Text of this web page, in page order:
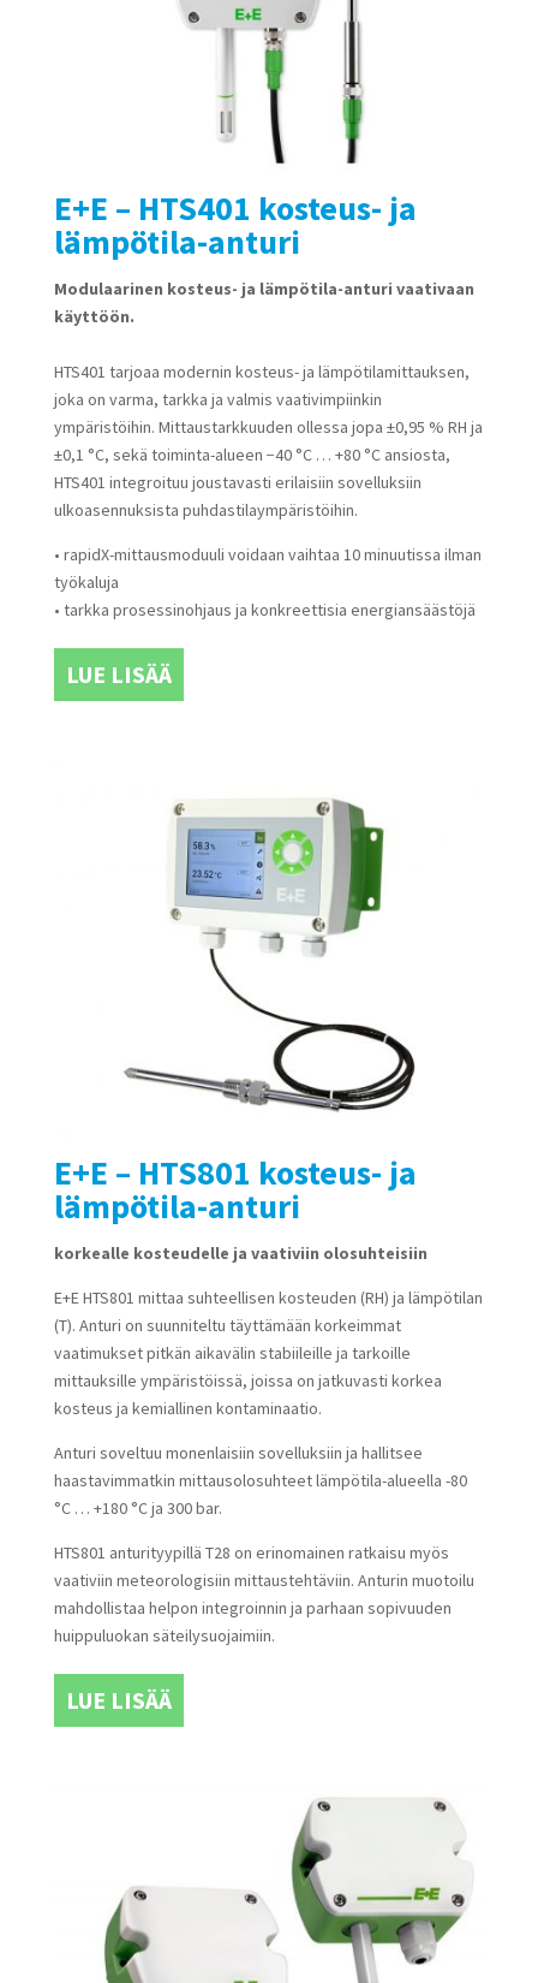
E+E – HTS401 kosteus- ja
lämpötila-anturi
Modulaarinen kosteus- ja lämpötila-anturi vaativaan
käyttöön.
HTS401 tarjoaa modernin kosteus- ja lämpötilamittauksen,
joka on varma, tarkka ja valmis vaativimpiinkin
ympäristöihin. Mittaustarkkuuden ollessa jopa ±0,95 % RH ja
±0,1 °C, sekä toiminta-alueen −40 °C … +80 °C ansiosta,
HTS401 integroituu joustavasti erilaisiin sovelluksiin
ulkoasennuksista puhdastilaympäristöihin.
• rapidX-mittausmoduuli voidaan vaihtaa 10 minuutissa ilman
työkaluja
• tarkka prosessinohjaus ja konkreettisia energiansäästöjä
LUE LISÄÄ
E+E – HTS801 kosteus- ja
lämpötila-anturi
korkealle kosteudelle ja vaativiin olosuhteisiin
E+E HTS801 mittaa suhteellisen kosteuden (RH) ja lämpötilan
(T). Anturi on suunniteltu täyttämään korkeimmat
vaatimukset pitkän aikavälin stabiileille ja tarkoille
mittauksille ympäristöissä, joissa on jatkuvasti korkea
kosteus ja kemiallinen kontaminaatio.
Anturi soveltuu monenlaisiin sovelluksiin ja hallitsee
haastavimmatkin mittausolosuhteet lämpötila-alueella -80
°C … +180 °C ja 300 bar.
HTS801 anturityypillä T28 on erinomainen ratkaisu myös
vaativiin meteorologisiin mittaustehtäviin. Anturin muotoilu
mahdollistaa helpon integroinnin ja parhaan sopivuuden
huippuluokan säteilysuojaimiin.
LUE LISÄÄ